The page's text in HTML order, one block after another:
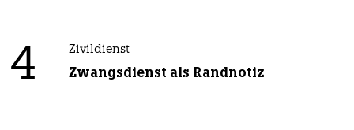
4 Zivildienst
Zwangsdienst als Randnotiz